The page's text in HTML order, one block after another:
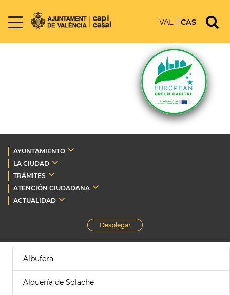
VAL CAS
AYUNTAMIENTO
LA CIUDAD
TRÁMITES
ATENCIÓN CIUDADANA
ACTUALIDAD
Desplegar
Albufera
Alquería de Solache